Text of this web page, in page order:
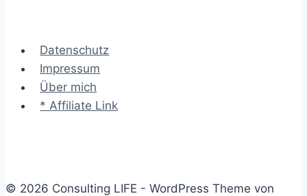
Datenschutz
Impressum
Über mich
* Affiliate Link
© 2026 Consulting LIFE - WordPress Theme von